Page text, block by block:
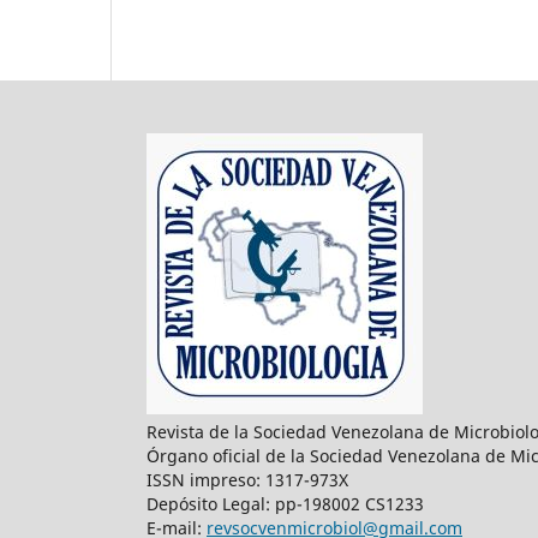
Revista de la Sociedad Venezolana de
Órgano oficial de la Sociedad Venezolana de
ISSN impreso: 1317-973X
Depósito Legal: pp-198002 CS1233
E-mail: revsocvenmicrobiol@gmail.com